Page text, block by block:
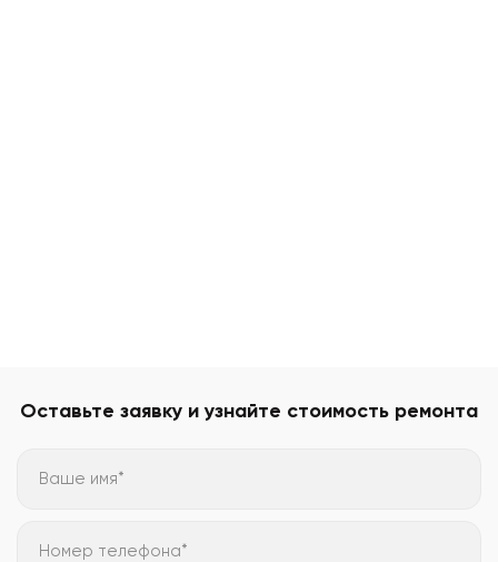
Оставьте заявку и узнайте стоимость ремонта
Ваше имя*
Номер телефона*